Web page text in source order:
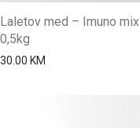
Laletov med – Imuno mix
0,5kg
30.00 KM